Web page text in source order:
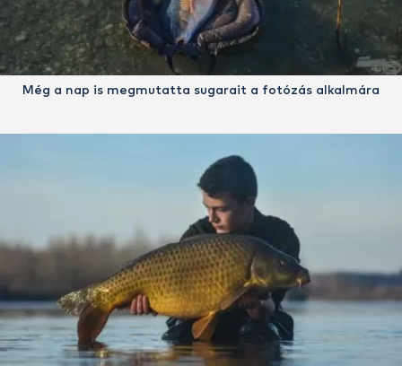
Még a nap is megmutatta sugarait a fotózás alkalmára